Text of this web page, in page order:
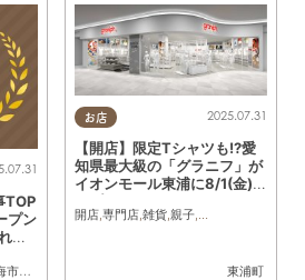
東海市
,大府市 半田市,常滑市
TOP
プン
ク
お店
東浦町
2025.07.31
【開店】限定Tシャツも!?愛
知県最大級の「グラニフ」が
イオンモール東浦に8/1(金)オ
開店,専門店,雑貨,親子,カップル